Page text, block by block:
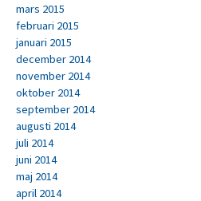
mars 2015
februari 2015
januari 2015
december 2014
november 2014
oktober 2014
september 2014
augusti 2014
juli 2014
juni 2014
maj 2014
april 2014